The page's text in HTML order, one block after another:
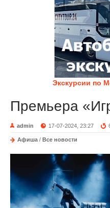
Экскурсии по
Премьера
admin 17-07-2024, 23:27
Афиша / Все новости